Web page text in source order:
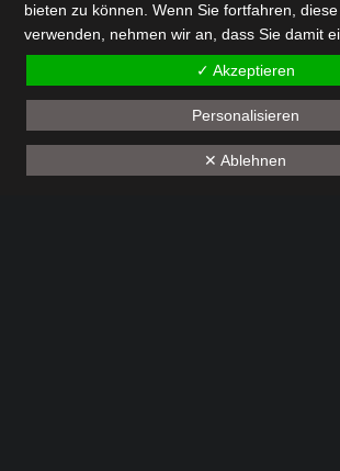
Menu
bieten zu können. Wenn Sie fortfahren,
verwenden, nehmen wir an, dass Sie damit
✓ Akzeptieren
Personalisieren
✕ Ablehnen